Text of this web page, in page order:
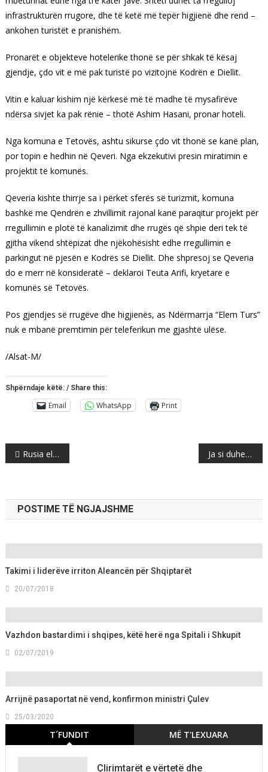
infrastrukturën rrugore, dhe të ketë më tepër higjienë dhe rend –
ankohen turistët e pranishëm.
Pronarët e objekteve hotelerike thonë se për shkak të kësaj
gjendje, çdo vit e më pak turistë po vizitojnë Kodrën e Diellit.
Vitin e kaluar kishim një kërkesë më të madhe të mysafirëve
ndërsa sivjet ka pak rënie – thotë Ashim Hasani, pronar hoteli.
Nga komuna e Tetovës, ashtu sikurse çdo vit thonë se kanë plan,
por topin e hedhin në Qeveri. Nga ekzekutivi presin miratimin e
projektit të komunës.
Qeveria kishte thirrje sa i përket sferës së turizmit, komuna
bashkë me Qendrën e zhvillimit rajonal kanë paraqitur projekt për
rregullimin e plotë të kanalizimit dhe rrugës që shpie deri tek të
gjitha vikend shtëpizat dhe njëkohësisht edhe rregullimin e
parkingut në pjesën e Kodrës së Diellit. Dhe shpresoj se Qeveria
do e merr në konsideratë – deklaroi Teuta Arifi, kryetare e
komunës së Tetovës.
Pos gjendjes së rrugëve dhe higjienës, as Ndërmarrja “Elem Turs”
nuk e mbanë premtimin për teleferikun me gjashtë ulëse.
/Alsat-M/
Shpërndaje këtë: / Share this:
Email WhatsApp Print
Post
navigation
Rusia eliminon Spanjën pas trilerit të penalltive Ja si duhet ta ndryshoni jetën pas moshës 40-vjeçare
POSTIME TË NGJAJSHME
Takimi i liderëve irriton Aleancën për Shqiptarët
20/07/2018
Vazhdon bastardimi i shqipes, këtë herë nga Spitali i Shkupit
02/07/2019
Arrijnë pasaportat në vend, konfirmon ministri Çulev
25/03/2020
T´FUNDIT MË T'LEXUARA
Çlirimtarët e vërtetë dhe